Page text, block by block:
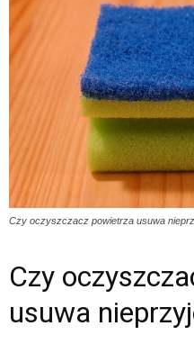
Czy oczyszczacz powietrza usuwa
Czy
usuwa